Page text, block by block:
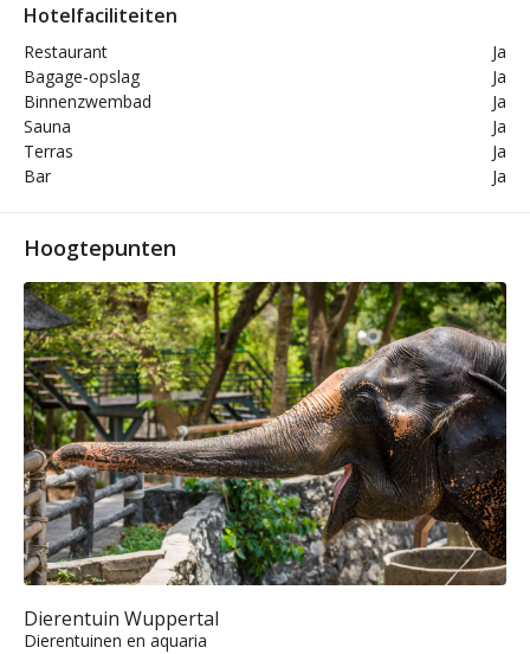
Hotelfaciliteiten
Restaurant
Ja
Bagage-opslag
Ja
Binnenzwembad
Ja
Sauna
Ja
Terras
Ja
Bar
Ja
Hoogtepunten
Dierentuin Wuppertal
Dierentuinen en aquaria